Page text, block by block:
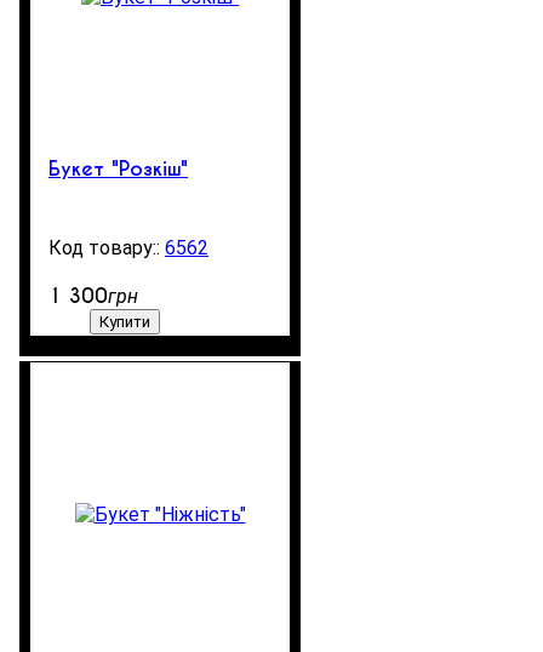
Букет "Розкіш"
6562
1 300грн
Купити